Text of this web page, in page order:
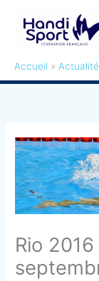
contenu
Accueil
Rio